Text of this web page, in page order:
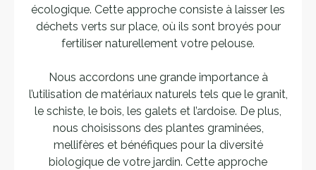
écologique. Cette approche consiste à laisser les
déchets verts sur place, où ils sont broyés pour
fertiliser naturellement votre pelouse.
Nous accordons une grande importance à
l’utilisation de matériaux naturels tels que le granit,
le schiste, le bois, les galets et l’ardoise. De plus,
nous choisissons des plantes graminées,
mellifères et bénéfiques pour la diversité
biologique de votre jardin. Cette approche